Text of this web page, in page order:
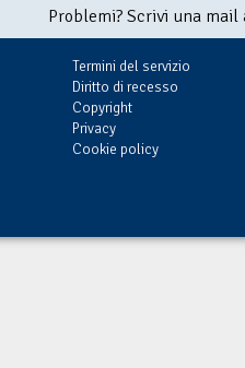
Problemi? Scrivi una
Termini del servizio
Diritto di recesso
Copyright
Privacy
Cookie policy